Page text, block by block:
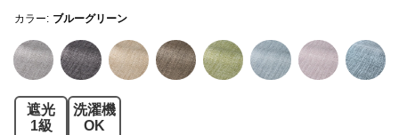
カラー: ブルーグリーン
遮光
1級
洗濯機
OK